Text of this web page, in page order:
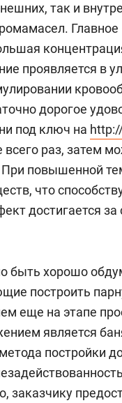
так и
проявляется в
дорогое
под ключ на
всего раз, затем
При повышенной
что
достигается за
быть хорошо
построить
еще на этапе
является
постройки
заказчику
«Фороса»:
невроз» –
не считает